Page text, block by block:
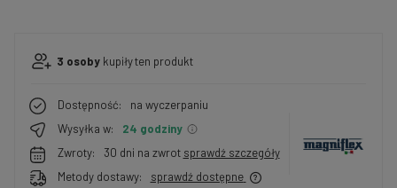
3 osoby kupiłyten produkt
Dostępność:
na wyczerpaniu
Wysyłka w:
24 godziny
Zwroty:
30 dni na zwrot sprawdź szczegóły
Metody dostawy:
sprawdź dostępne